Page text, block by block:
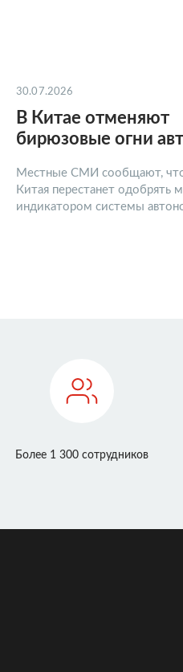
30.07.2026
В Китае отменяют
бирюзовые огни
Местные СМИ сообщают,
Китая перестанет одобрять
индикатором системы
Более 1 300 сотрудников